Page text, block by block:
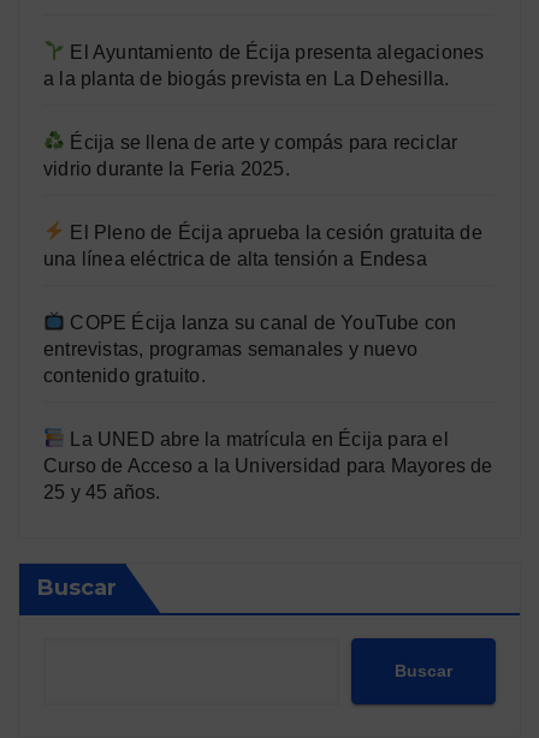
El Ayuntamiento de Écija presenta alegaciones
a la planta de biogás prevista en La Dehesilla.
Écija se llena de arte y compás para reciclar
vidrio durante la Feria 2025.
El Pleno de Écija aprueba la cesión gratuita de
una línea eléctrica de alta tensión a Endesa
COPE Écija lanza su canal de YouTube con
entrevistas, programas semanales y nuevo
contenido gratuito.
La UNED abre la matrícula en Écija para el
Curso de Acceso a la Universidad para Mayores de
25 y 45 años.
Buscar
Buscar